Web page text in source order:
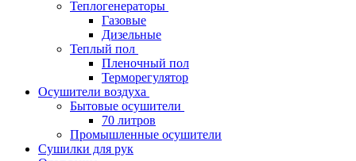
Теплогенераторы
Газовые
Дизельные
Теплый пол
Пленочный пол
Терморегулятор
Осушители воздуха
Бытовые осушители
70 литров
Промышленные осушители
Сушилки для рук